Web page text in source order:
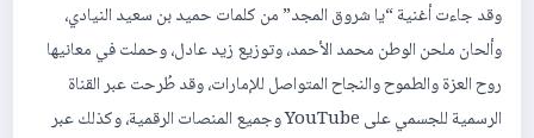
وقد جاءت أغنية “يا شروق المجد” من كلمات حميد بن سعيد النيادي،
وألحان ملحن الوطن محمد الأحمد، وتوزيع زيد عادل، وحملت في معانيها
روح العزة والطموح والنجاح المتواصل للإمارات، وقد طُرحت عبر القناة
الرسمية للجسمي على YouTube وجميع المنصات الرقمية، وكذلك عبر